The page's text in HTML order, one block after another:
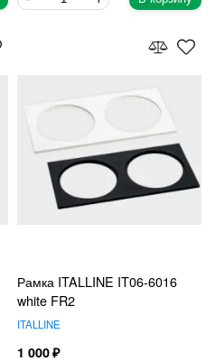
Рамка ITALLINE IT06-6016
white FR2
ITALLINE
1 000